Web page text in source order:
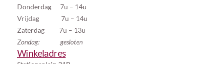
Donderdag 7u – 14u
Vrijdag 7u – 14u
Zaterdag 7u – 13u
Zondag:
gesloten
Winkeladres